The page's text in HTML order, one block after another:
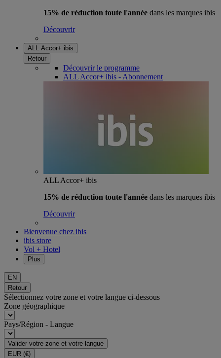
15% de réduction toute l'année dans les marques ibis
Découvrir
ALL Accor+ ibis
Retour
Découvrir le programme
ALL Accor+ ibis - Abonnement
ALL Accor+ ibis
15% de réduction toute l'année dans les marques ibis
Découvrir
Bienvenue chez ibis
ibis store
Vol + Hotel
Plus
EN
Retour
Sélectionnez votre zone et votre langue ci-dessous
Zone géographique
Pays/Région - Langue
Valider votre zone et votre langue
EUR (€)